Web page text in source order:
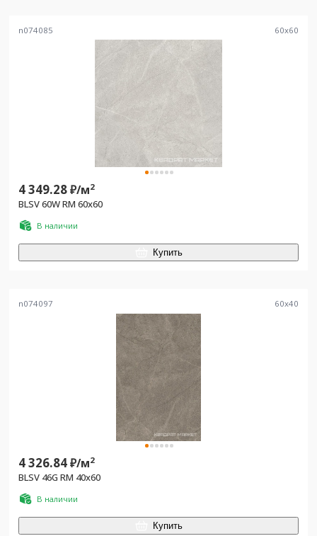
n074085 60x60
4 349.28₽/м2
BLSV 60W RM 60x60
В наличии
Купить
n074097 60x40
4 326.84₽/м2
BLSV 46G RM 40x60
В наличии
Купить